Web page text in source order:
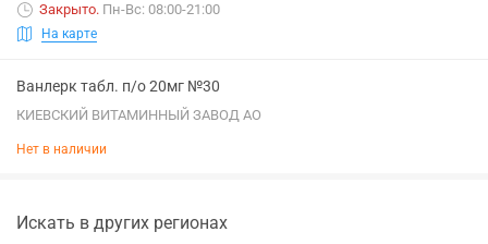
Закрыто. Пн-Вс: 08:00-21:00
На карте
Ванлерк табл. п/о 20мг №30
КИЕВСКИЙ ВИТАМИННЫЙ ЗАВОД АО
Нет в наличии
Искать в других регионах